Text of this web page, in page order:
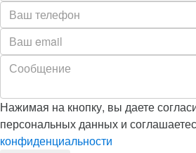
Нажимая на кнопку, вы даете
персональных данных и
конфиденциальности